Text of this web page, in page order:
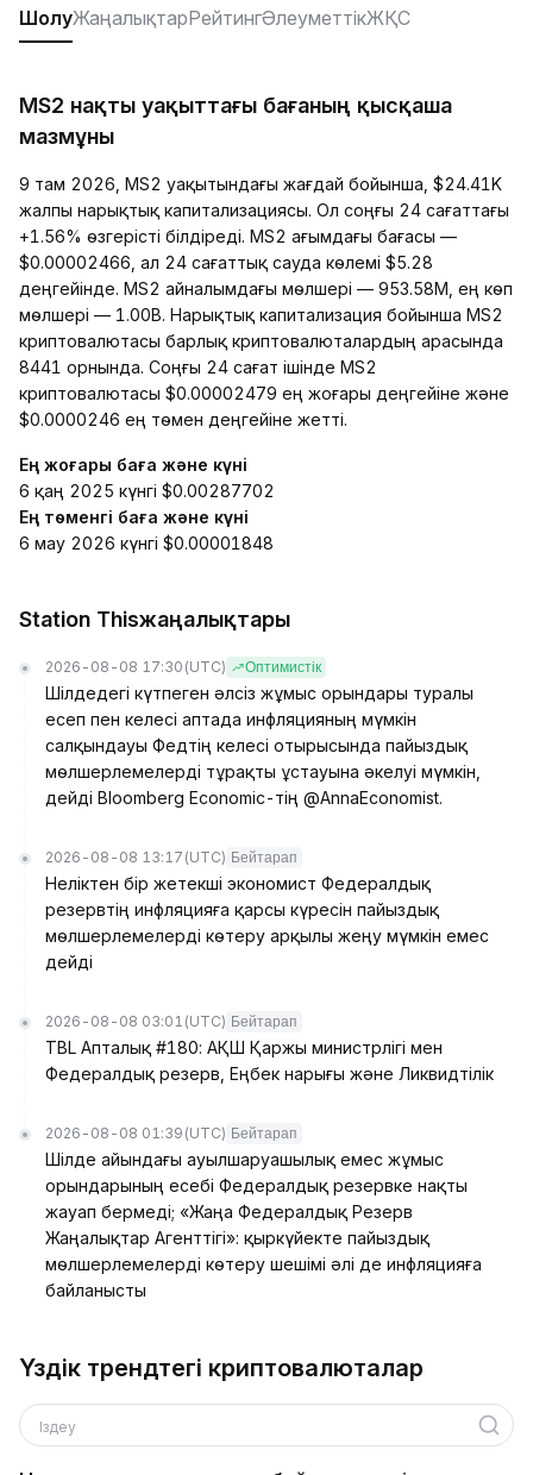
ШолуЖаңалықтарРейтингӘлеуметтікЖҚС
MS2 нақты уақыттағы бағаның қысқаша
мазмұны
9 там 2026, MS2 уақытындағы жағдай бойынша, $24.41K
жалпы нарықтық капитализациясы. Ол соңғы 24 сағаттағы
+1.56% өзгерісті білдіреді. MS2 ағымдағы бағасы —
$0.00002466, ал 24 сағаттық сауда көлемі $5.28
деңгейінде. MS2 айналымдағы мөлшері — 953.58M, ең көп
мөлшері — 1.00B. Нарықтық капитализация бойынша MS2
криптовалютасы барлық криптовалюталардың арасында
8441 орнында. Соңғы 24 сағат ішінде MS2
криптовалютасы $0.00002479 ең жоғары деңгейіне және
$0.0000246 ең төмен деңгейіне жетті.
Ең жоғары баға және күні
6 қаң 2025 күнгі $0.00287702
Ең төменгі баға және күні
6 мау 2026 күнгі $0.00001848
Station Thisжаңалықтары
2026-08-08 17:30 (UTC) Оптимистік
Шілдедегі күтпеген әлсіз жұмыс орындары туралы
есеп пен келесі аптада инфляцияның мүмкін
салқындауы Федтің келесі отырысында пайыздық
мөлшерлемелерді тұрақты ұстауына әкелуі мүмкін,
дейді Bloomberg Economic-тің @AnnaEconomist.
2026-08-08 13:17 (UTC) Бейтарап
Неліктен бір жетекші экономист Федералдық
резервтің инфляцияға қарсы күресін пайыздық
мөлшерлемелерді көтеру арқылы жеңу мүмкін емес
дейді
2026-08-08 03:01 (UTC) Бейтарап
TBL Апталық #180: АҚШ Қаржы министрлігі мен
Федералдық резерв, Еңбек нарығы және Ликвидтілік
2026-08-08 01:39 (UTC) Бейтарап
Шілде айындағы ауылшаруашылық емес жұмыс
орындарының есебі Федералдық резервке нақты
жауап бермеді; «Жаңа Федералдық Резерв
Жаңалықтар Агенттігі»: қыркүйекте пайыздық
мөлшерлемелерді көтеру шешімі әлі де инфляцияға
байланысты
Үздік трендтегі криптовалюталар
Іздеу